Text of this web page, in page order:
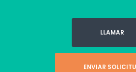
LLAMAR
ENVIAR